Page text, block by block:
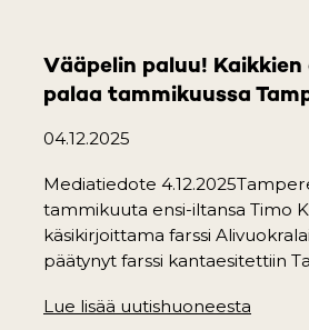
Vääpelin paluu!
palaa tammikuussa
04.12.2025
Mediatiedote
tammikuuta ensi-iltansa Timo
käsikirjoittama farssi
päätynyt farssi kantaesitettiin
Lue lisää uutishuoneesta